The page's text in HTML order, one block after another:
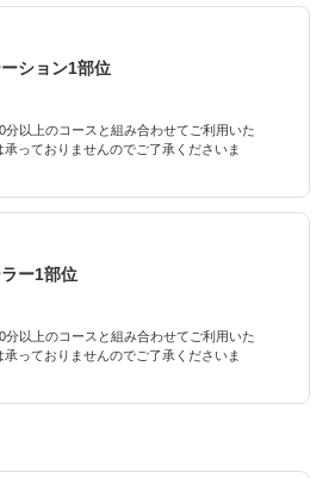
ション1部位
以上のコースと組み合わせてご利用いた
っておりませんのでご了承くださいま
ー1部位
以上のコースと組み合わせてご利用いた
っておりませんのでご了承くださいま